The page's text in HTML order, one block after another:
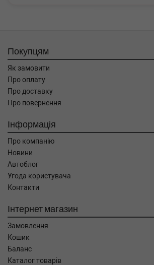
Покупцям
Як замовити
Про оплату
Про доставку
Про повернення
Інформація
Про компанію
Новини
Автоблог
Угода користувача
Контакти
Інтернет магазин
Замовлення
Кошик
Баланс
Каталог товарів